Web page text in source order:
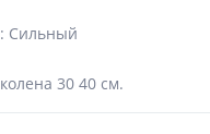
Сильный
30 40 см.